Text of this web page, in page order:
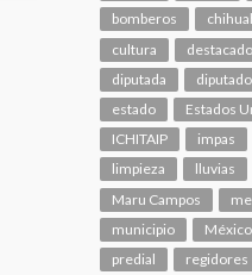
bomberos
cultura
destacado
diputada
diputado
estado
Estados
ICHITAIP
impas
limpieza
lluvias
Maru Campos
municipio
México
predial
regidores